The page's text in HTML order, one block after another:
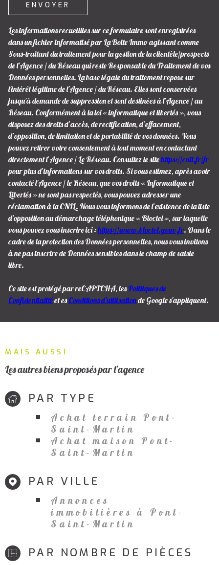
ENVOYER
Les informations recueillies sur ce formulaire sont enregistrées
dans un fichier informatisé par La Boite Immo agissant comme
Sous-traitant du traitement pour la gestion de la clientèle/prospects
de l'Agence / du Réseau qui reste Responsable du Traitement de vos
Données personnelles. La base légale du traitement repose sur
l'intérêt légitime de l'Agence / du Réseau. Elles sont conservées
jusqu'à demande de suppression et sont destinées à l'Agence / au
Réseau. Conformément à la loi « informatique et libertés », vous
disposez des droits d’accès, de rectification, d’effacement,
d’opposition, de limitation et de portabilité de vos données. Vous
pouvez retirer votre consentement à tout moment en contactant
directement l’Agence / Le Réseau. Consultez le sitehttps://cnil.fr/fr
pour plus d’informations sur vos droits. Si vous estimez, après avoir
contacté l'Agence / le Réseau, que vos droits « Informatique et
Libertés » ne sont pas respectés, vous pouvez adresser une
réclamation à la CNIL. Nous vous informons de l’existence de la liste
d'opposition au démarchage téléphonique « Bloctel », sur laquelle
vous pouvez vous inscrire ici :https://www.bloctel.gouv.fr. Dans le
cadre de la protection des Données personnelles, nous vous invitons
à ne pas inscrire de Données sensibles dans le champ de saisie
libre.
Ce site est protégé par reCAPTCHA, lesPolitiques de
Confidentialitéet es Conditions d'utilisationde Google s'appliquent.
MAIS AUSSI
Les autres biens proposés par l'agence
PAR TYPE
Achat terrain Pont-
Saint-Martin
Achat maison Pont-
Saint-Martin
PAR VILLE
Annonces
immobilières à Pont-
Saint-Martin
PAR NOMBRE DE PIÈCES